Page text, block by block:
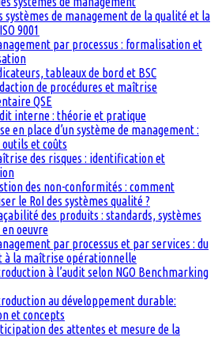
systèmes de management de la qualité et la
9001
par processus : formalisation et
tableaux de bord et BSC
de procédures et maîtrise
QSE
interne : théorie et pratique
en place d’un système de management :
et coûts
des risques : identification et
des non-conformités : comment
le RoI des systèmes qualité ?
des produits : standards, systèmes
oeuvre
par processus et par services : du
à la maîtrise opérationnelle
à l’audit selon NGO Benchmarking
au développement durable:
et concepts
des attentes et mesure de la